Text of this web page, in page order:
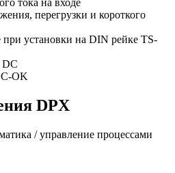
перегрузки и короткого
установки на DIN рейке TS-
DC
OK
DPX
/ управление процессами